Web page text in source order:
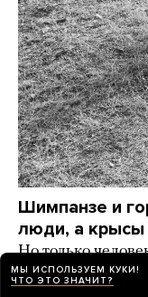
Шимпанзе и
люди, а крысы
Но только
А что еще наука
МЫ ИСПОЛЬЗУЕМ КУКИ!
ЧТО ЭТО ЗНАЧИТ?